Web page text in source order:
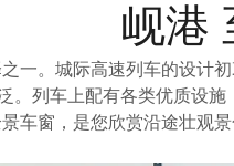
岘港
一。城际高速列车的设计
。列车上配有各类优质设
车窗，是您欣赏沿途壮观